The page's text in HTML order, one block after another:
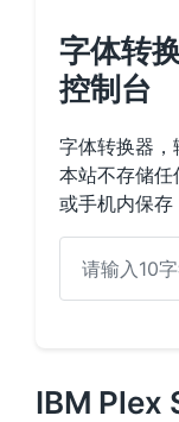
字体转
控制台
字体转换器，
本站不存储
或手机内保存
IBM Plex